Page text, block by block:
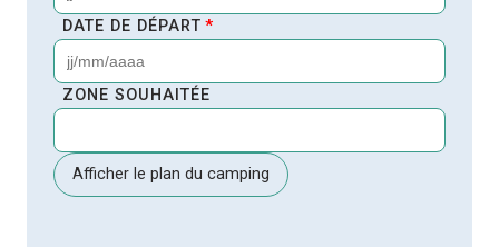
slash
MM
slash
DATE DE DÉPART *
JJ
slash
MM
slash
ZONE SOUHAITÉE
Afficher le plan du camping